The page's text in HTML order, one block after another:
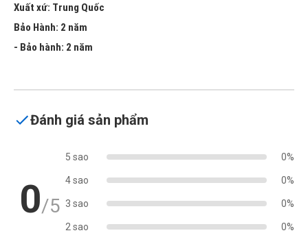
Xuất xứ: Trung Quốc
Bảo Hành: 2 năm
- Bảo hành: 2 năm
Đánh giá sản phẩm
0/5
5 sao 0%
4 sao 0%
3 sao 0%
2 sao 0%